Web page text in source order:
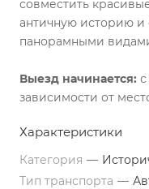
совместить
античную историю и
панорамными
Выезд начинается:
зависимости от
Характеристики
Категория —
Тип транспорта —